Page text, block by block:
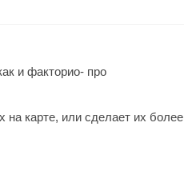
и факторио- про
карте, или сделает их более